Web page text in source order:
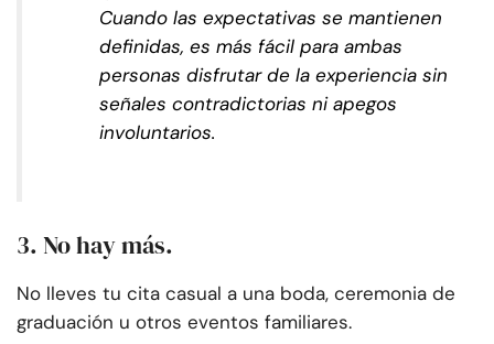
Cuando las expectativas se mantienen
definidas, es más fácil para ambas
personas disfrutar de la experiencia sin
señales contradictorias ni apegos
involuntarios.
3. No hay más.
No lleves tu cita casual a una boda, ceremonia de
graduación u otros eventos familiares.